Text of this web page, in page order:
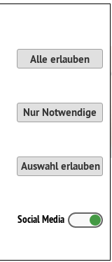
Alle erlauben
Nur Notwendige
Auswahl erlauben
Social Media